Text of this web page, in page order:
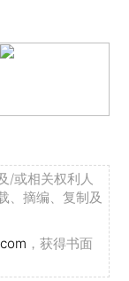
/或相关权利人
、摘编、复制及
，获得书面